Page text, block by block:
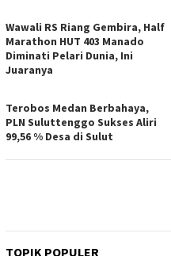
Wawali RS Riang Gembira, Half
Marathon HUT 403 Manado
Diminati Pelari Dunia, Ini
Juaranya
Terobos Medan Berbahaya,
PLN Suluttenggo Sukses Aliri
99,56 % Desa di Sulut
TOPIK POPULER